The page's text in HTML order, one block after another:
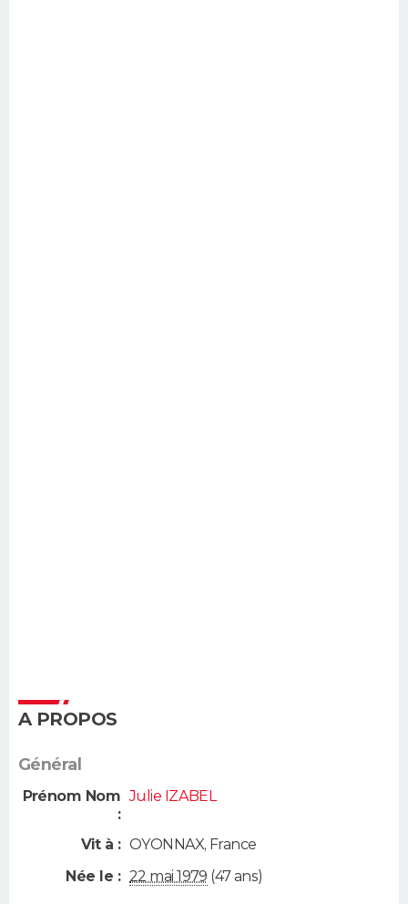
A PROPOS
Général
Prénom Nom
:
Julie IZABEL
Vit à : OYONNAX, France
Née le : 22 mai 1979 (47 ans)